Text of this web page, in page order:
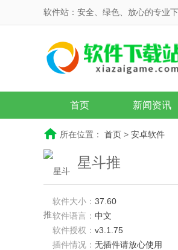
软件站：安全、绿色、放心的专业下
首页 新闻资讯
所在位置： 首页 > 安卓软件
星斗推
软件大小： 37.60
软件语言： 中文
软件授权： v3.1.75
插件情况： 无插件请放心使用